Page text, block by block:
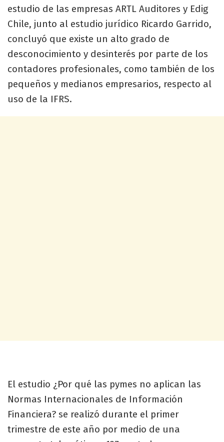
estudio de las empresas ARTL Auditores y Edig
Chile, junto al estudio jurídico Ricardo Garrido,
concluyó que existe un alto grado de
desconocimiento y desinterés por parte de los
contadores profesionales, como también de los
pequeños y medianos empresarios, respecto al
uso de la IFRS.
El estudio ¿Por qué las pymes no aplican las
Normas Internacionales de Información
Financiera? se realizó durante el primer
trimestre de este año por medio de una